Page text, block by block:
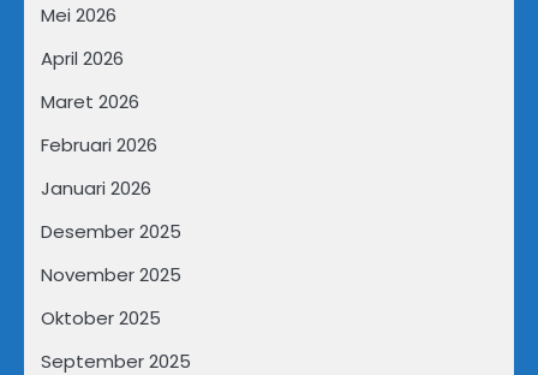
Mei 2026
April 2026
Maret 2026
Februari 2026
Januari 2026
Desember 2025
November 2025
Oktober 2025
September 2025